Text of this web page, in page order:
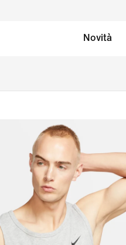
Novità